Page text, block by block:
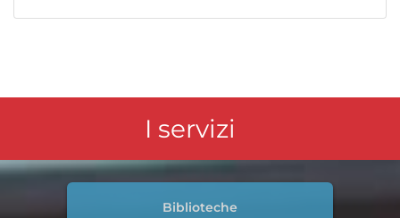
I servizi
Biblioteche